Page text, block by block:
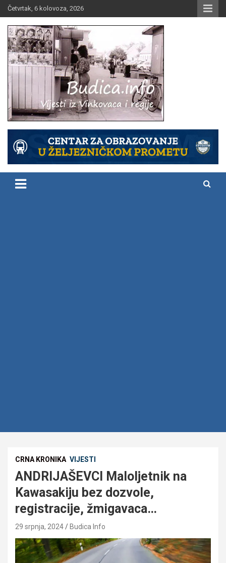
Skip
to
content
Četvrtak, 6 kolovoza, 2026
Budica.info
CRNA KRONIKA VIJESTI
ANDRIJAŠEVCI Maloljetnik na
Kawasakiju bez dozvole,
registracije, žmigavaca…
29 srpnja, 2024 Budica Info